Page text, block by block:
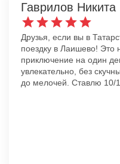
Гаврилов Никита
Друзья, если вы в
поездку в Лаишево! Это
приключение на один
увлекательно, без
до мелочей. Ставлю 10/